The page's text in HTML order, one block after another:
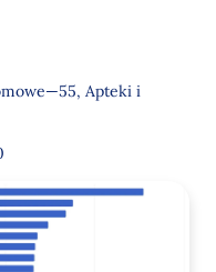
Apteki i